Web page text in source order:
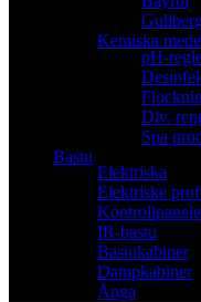
Kemiska
pH-
Div.
Spa
Bastu
Elektriska
Elektriske
IR-bastu
Bastukabiner
Dampkabiner
Ånga